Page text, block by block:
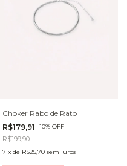
Choker Rabo de Rato
R$179,91 -10% OFF
R$199,90
7 x de R$25,70 sem juros